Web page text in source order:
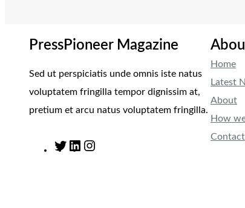
PressPioneer Magazine
Sed ut perspiciatis unde omnis iste natus
voluptatem fringilla tempor dignissim at,
pretium et arcu natus voluptatem fringilla.
T
L
Home
Latest
About
How
Contact